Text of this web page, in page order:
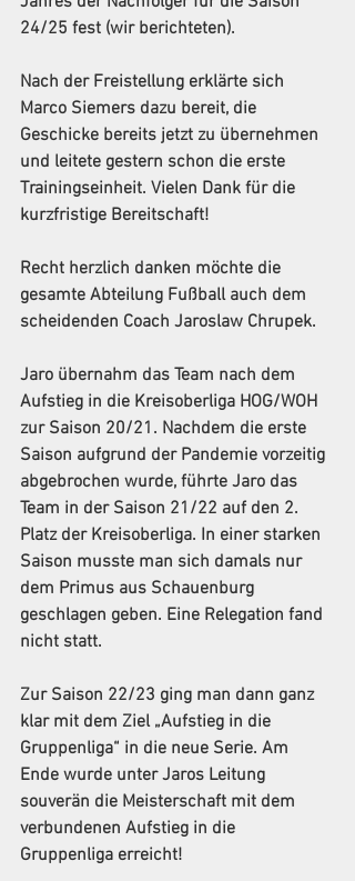
24/25 fest (wir berichteten).
Nach der Freistellung erklärte sich
Marco Siemers dazu bereit, die
Geschicke bereits jetzt zu übernehmen
und leitete gestern schon die erste
Trainingseinheit. Vielen Dank für die
kurzfristige Bereitschaft!
Recht herzlich danken möchte die
gesamte Abteilung Fußball auch dem
scheidenden Coach Jaroslaw Chrupek.
Jaro übernahm das Team nach dem
Aufstieg in die Kreisoberliga HOG/WOH
zur Saison 20/21. Nachdem die erste
Saison aufgrund der Pandemie vorzeitig
abgebrochen wurde, führte Jaro das
Team in der Saison 21/22 auf den 2.
Platz der Kreisoberliga. In einer starken
Saison musste man sich damals nur
dem Primus aus Schauenburg
geschlagen geben. Eine Relegation fand
nicht statt.
Zur Saison 22/23 ging man dann ganz
klar mit dem Ziel „Aufstieg in die
Gruppenliga“ in die neue Serie. Am
Ende wurde unter Jaros Leitung
souverän die Meisterschaft mit dem
verbundenen Aufstieg in die
Gruppenliga erreicht!